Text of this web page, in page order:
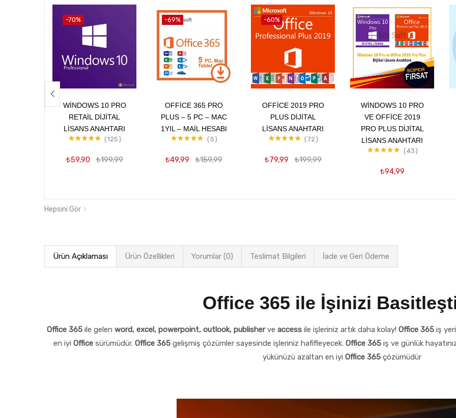
WINDOWS 10 PRO
RETAIL DIJITAL
LISANS ANAHTARI
125
₺59,90 ₺199,99
-70%
OFFICE 365 PRO
PLUS – 5 PC – MAC
1YIL – MAIL HESABI
5
₺49,99 ₺159,99
-69%
OFFICE 2019 PRO
PLUS DIJITAL
LISANS ANAHTARI
72
₺79,99 ₺199,99
-60%
WINDOWS 10 PRO
VE OFFICE 2019
PRO PLUS DIJITAL
LISANS ANAHTARI
43
₺94,99
Hepsini Gör
Ürün Açıklaması Ürün Özellikleri Yorumlar (0) Teslimat Bilgileri İade ve Geri Ödeme
Office 365 ile İşinizi
Office 365 ile gelen word, excel, powerpoint, outlook, publisherve access ile işleriniz artık daha kolay! Office 365 iş
en iyi Office sürümüdür. Office 365 gelişmiş çözümler sayesinde işleriniz hafifleyecek. Office 365 iş ve günlük
yükünüzü azaltan en iyi Office 365 çözümüdür